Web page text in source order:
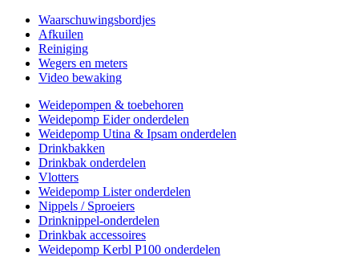
Waarschuwingsbordjes
Afkuilen
Reiniging
Wegers en meters
Video bewaking
Weidepompen & toebehoren
Weidepomp Eider onderdelen
Weidepomp Utina & Ipsam onderdelen
Drinkbakken
Drinkbak onderdelen
Vlotters
Weidepomp Lister onderdelen
Nippels / Sproeiers
Drinknippel-onderdelen
Drinkbak accessoires
Weidepomp Kerbl P100 onderdelen